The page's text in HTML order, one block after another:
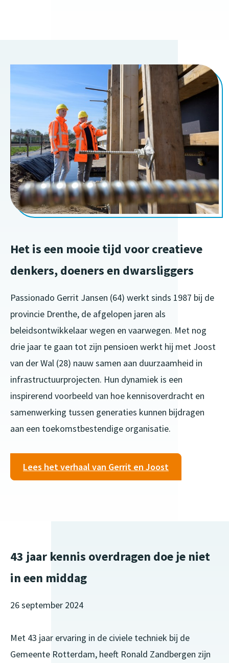
Het is een mooie tijd voor creatieve
denkers, doeners en dwarsliggers
Passionado Gerrit Jansen (64) werkt sinds 1987 bij de
provincie Drenthe, de afgelopen jaren als
beleidsontwikkelaar wegen en vaarwegen. Met nog
drie jaar te gaan tot zijn pensioen werkt hij met Joost
van der Wal (28) nauw samen aan duurzaamheid in
infrastructuurprojecten. Hun dynamiek is een
inspirerend voorbeeld van hoe kennisoverdracht en
samenwerking tussen generaties kunnen bijdragen
aan een toekomstbestendige organisatie.
Lees het verhaal van Gerrit en Joost
43 jaar kennis overdragen doe je niet
in een middag
26 september 2024
Met 43 jaar ervaring in de civiele techniek bij de
Gemeente Rotterdam, heeft Ronald Zandbergen zijn